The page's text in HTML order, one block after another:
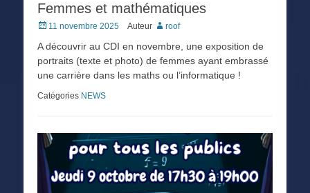
Femmes et mathématiques
Posted
11 novembre 2025 Auteur roof
A découvrir au CDI en novembre, une exposition de
portraits (texte et photo) de femmes ayant embrassé
une carrière dans les maths ou l’informatique !
Catégories NEWS